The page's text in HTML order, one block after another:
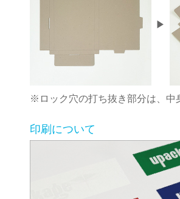
▶
※ロック穴の打ち抜き部分は、中
印刷について